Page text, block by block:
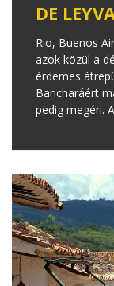
DE
Rio, Buenos
azok közül a
érdemes
Baricharáért
pedig megéri.